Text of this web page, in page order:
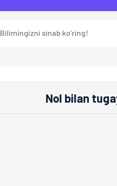
Bilimingizni sinab ko‘ring!
Nol bilan